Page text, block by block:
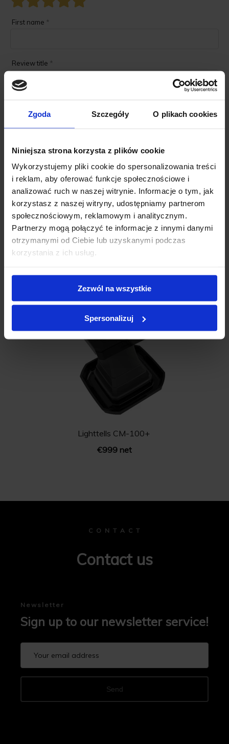
Zgoda Szczegóły O plikach cookies
Niniejsza strona korzysta z plików cookie
Wykorzystujemy pliki cookie do spersonalizowania treści
i reklam, aby oferować funkcje społecznościowe i
analizować ruch w naszej witrynie. Informacje o tym, jak
korzystasz z naszej witryny, udostępniamy partnerom
społecznościowym, reklamowym i analitycznym.
Partnerzy mogą połączyć te informacje z innymi danymi
otrzymanymi od Ciebie lub uzyskanymi podczas
korzystania z ich usług.
Zezwól na wszystkie
Spersonalizuj
First name *
Review title *
Add review
C M S A L E
Lighttells CM-100+
€999 net
C O N T A C T
Contact us
Newsletter
Sign up to our newsletter service!
Send